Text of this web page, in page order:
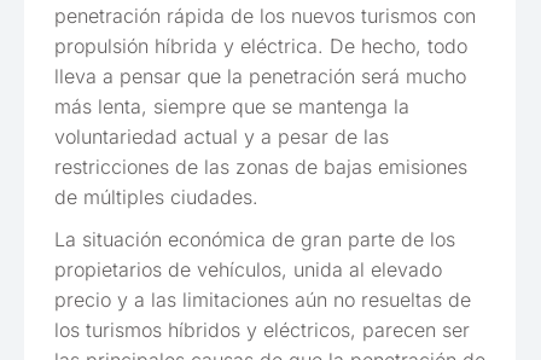
penetración rápida de los nuevos turismos con
propulsión híbrida y eléctrica. De hecho, todo
lleva a pensar que la penetración será mucho
más lenta, siempre que se mantenga la
voluntariedad actual y a pesar de las
restricciones de las zonas de bajas emisiones
de múltiples ciudades.
La situación económica de gran parte de los
propietarios de vehículos, unida al elevado
precio y a las limitaciones aún no resueltas de
los turismos híbridos y eléctricos, parecen ser